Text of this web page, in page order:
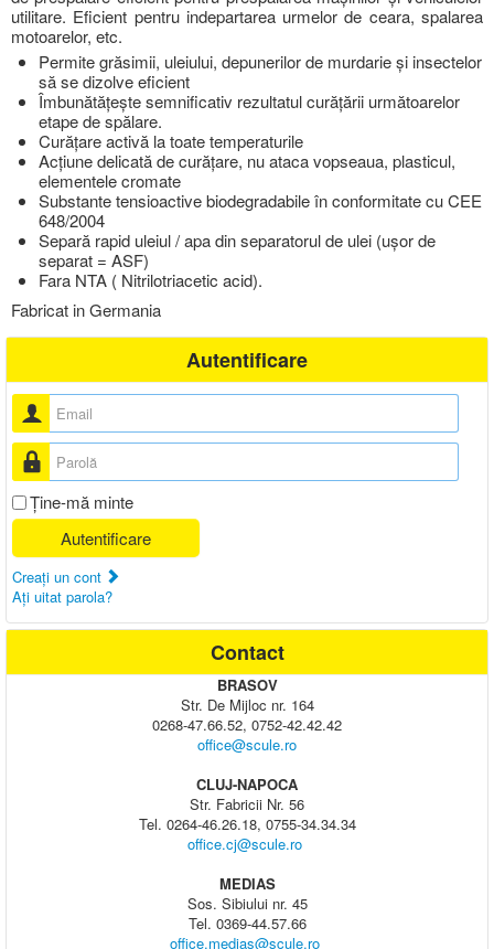
utilitare. Eficient pentru indepartarea urmelor de ceara, spalarea
motoarelor, etc.
Permite grăsimii, uleiului, depunerilor de murdarie și insectelor
să se dizolve eficient
Îmbunătățește semnificativ rezultatul curățării următoarelor
etape de spălare.
Curățare activă la toate temperaturile
Acțiune delicată de curățare, nu ataca vopseaua, plasticul,
elementele cromate
Substante tensioactive biodegradabile în conformitate cu CEE
648/2004
Separă rapid uleiul / apa din separatorul de ulei (ușor de
separat = ASF)
Fara NTA ( Nitrilotriacetic acid).
Fabricat in Germania
Autentificare
Nume utilizator
Parolă
Ţine-mă minte
Autentificare
Creaţi un cont
Aţi uitat parola?
Contact
BRASOV
Str. De Mijloc nr. 164
0268-47.66.52, 0752-42.42.42
office@scule.ro
CLUJ-NAPOCA
Str. Fabricii Nr. 56
Tel. 0264-46.26.18, 0755-34.34.34
office.cj@scule.ro
MEDIAS
Sos. Sibiului nr. 45
Tel. 0369-44.57.66
office.medias@scule.ro